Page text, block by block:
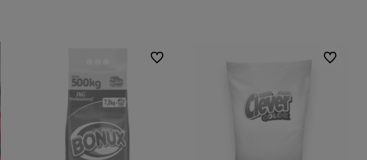
Do ulubionych Do